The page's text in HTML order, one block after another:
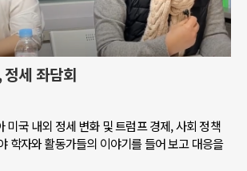
세 좌담회
미국 내외 정세 변화 및 트럼프 경제, 사회 정책
학자와 활동가들의 이야기를 들어 보고 대응을